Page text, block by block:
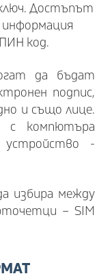
Достъпът
код.
да бъдат
подпис,
и също лице.
с компютъра
устройство -
избира между
– SIM